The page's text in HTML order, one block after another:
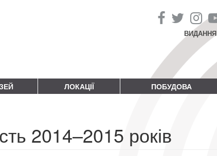
ВИДАННЯ
ЛОКАЦІЇ ПОБУДОВА
2014–2015 років